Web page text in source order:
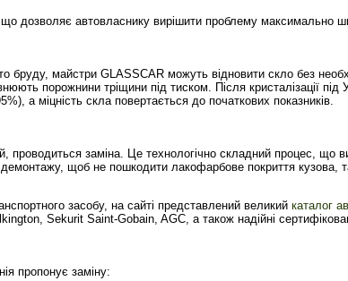
дозволяє автовласнику вирішити проблему максимально
майстри GLASSCAR можуть відновити скло без
порожнини тріщини під тиском. Після кристалізації
а міцність скла повертається до початкових показників.
заміна. Це технологічно складний процес, що
щоб не пошкодити лакофарбове покриття кузова, та
засобу, на сайті представлений великий каталог
Sekurit Saint-Gobain, AGC, а також надійні
пропонує заміну: